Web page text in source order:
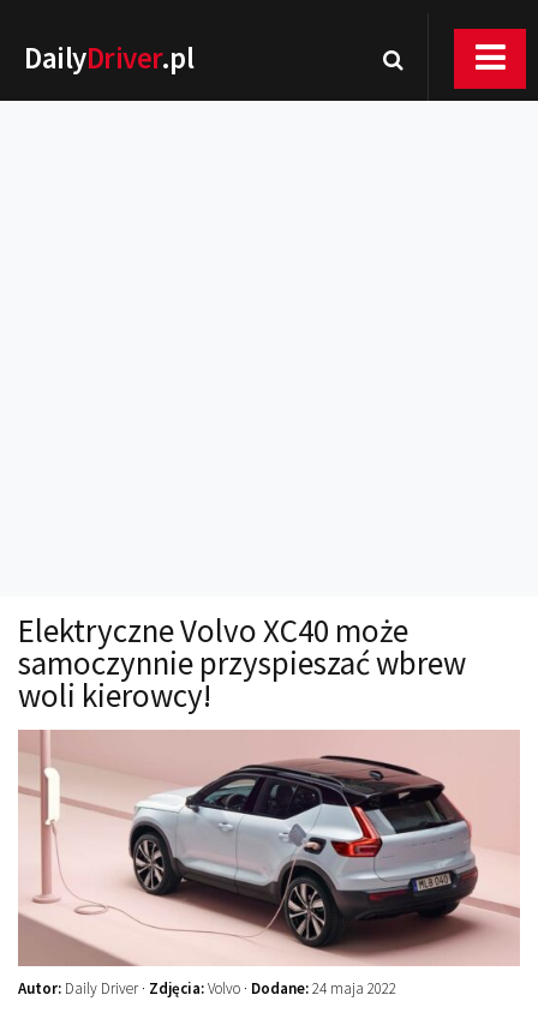
DailyDriver.pl
Technika jazdy
Oświetlenie
Kalkulatory
Auto z niemiec
Galerie
Elektryczne Volvo XC40 może
samoczynnie przyspieszać wbrew
woli kierowcy!
Autor: Daily Driver · Zdjęcia:Volvo · Dodane:24 maja 2022